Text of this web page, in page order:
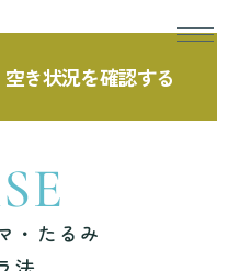
空き状況を確認する
たるみ ハムラ法 東京銀座院院長 鈴木
・たるみ